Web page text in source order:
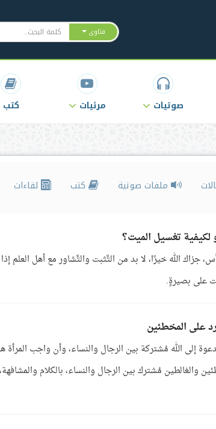
فتاوى
صوتيات مرئيات كتب
ملفات صوتية كتب لقاءات
تغسيل الميت؟
جزاك الله خيرًا، لا بد من التَّثبت والتَّشاور مع أهل
على بصيرةٍ.
على المخطئين
إلى الله مُشتركة بين الرجال والنساء، وأن واجب
والغالطين مُشترك بين الرجال والنساء، بالكلام